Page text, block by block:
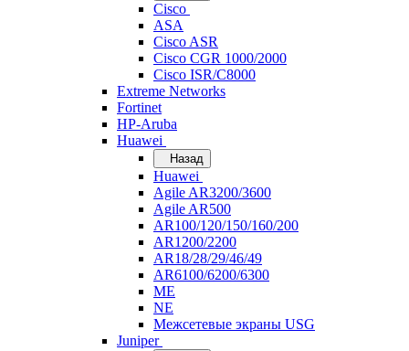
Cisco
ASA
Cisco ASR
Cisco CGR 1000/2000
Cisco ISR/С8000
Extreme Networks
Fortinet
HP-Aruba
Huawei
Назад
Huawei
Agile AR3200/3600
Agile AR500
AR100/120/150/160/200
AR1200/2200
AR18/28/29/46/49
AR6100/6200/6300
ME
NE
Межсетевые экраны USG
Juniper